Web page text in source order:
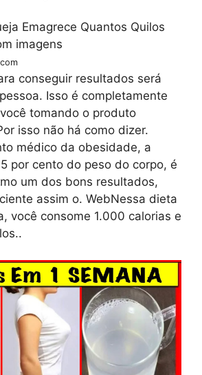
conseguir resultados será
Isso é completamente
tomando o produto
isso não há como dizer.
médico da obesidade, a
por cento do peso do corpo, é
um dos bons resultados,
assim o. WebNessa dieta
você consome 1.000 calorias e